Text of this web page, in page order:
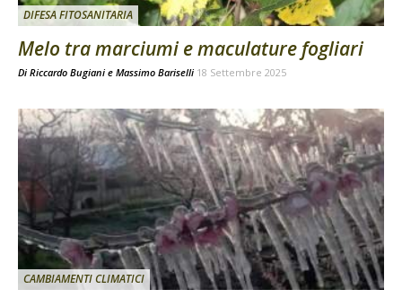
DIFESA FITOSANITARIA
Melo tra marciumi e maculature fogliari
Di Riccardo Bugiani e Massimo Bariselli 18 Settembre 2025
CAMBIAMENTI CLIMATICI